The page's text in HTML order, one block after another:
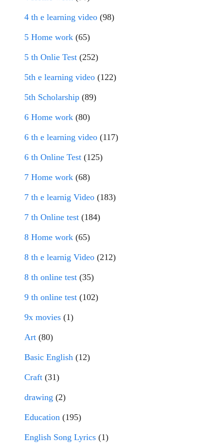
4 th e learning video (98)
5 Home work (65)
5 th Onlie Test (252)
5th e learning video (122)
5th Scholarship (89)
6 Home work (80)
6 th e learning video (117)
6 th Online Test (125)
7 Home work (68)
7 th e learnig Video (183)
7 th Online test (184)
8 Home work (65)
8 th e learnig Video (212)
8 th online test (35)
9 th online test (102)
9x movies (1)
Art (80)
Basic English (12)
Craft (31)
drawing (2)
Education (195)
English Song Lyrics (1)